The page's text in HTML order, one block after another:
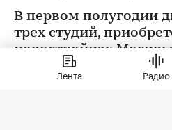
В первом полугодии
трех студий,
новостройках
ипотеку. В сегменте
сделок менее
Лента Радио